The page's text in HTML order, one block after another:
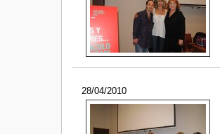
28/04/2010